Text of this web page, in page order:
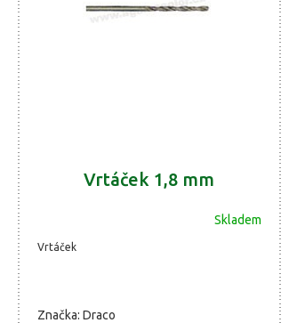
Vrtáček 1,8 mm
Skladem
Vrtáček
Značka: Draco